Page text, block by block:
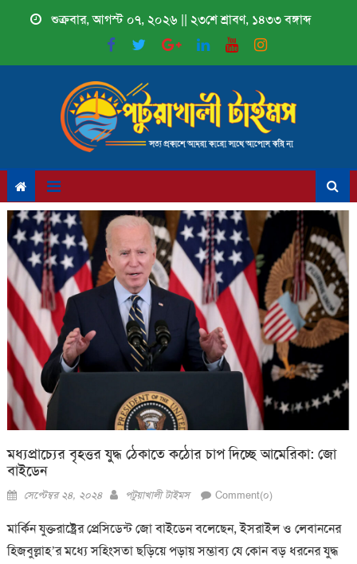
শুক্রবার, আগস্ট ০৭, ২০২৬ || ২৩শে শ্রাবণ, ১৪৩৩ বঙ্গাব্দ
মধ্যপ্রাচ্যের বৃহত্তর যুদ্ধ ঠেকাতে কঠোর চাপ দিচ্ছে আমেরিকা: জো
বাইডেন
Posted
সেপ্টেম্বর ২৪, ২০২৪ Author
পটুয়াখালী টাইমস Comment(০)
মার্কিন যুক্তরাষ্ট্রের প্রেসিডেন্ট জো বাইডেন বলেছেন, ইসরাইল ও লেবাননের
হিজবুল্লাহ’র মধ্যে সহিংসতা ছড়িয়ে পড়ায় সম্ভাব্য যে কোন বড় ধরনের যুদ্ধ